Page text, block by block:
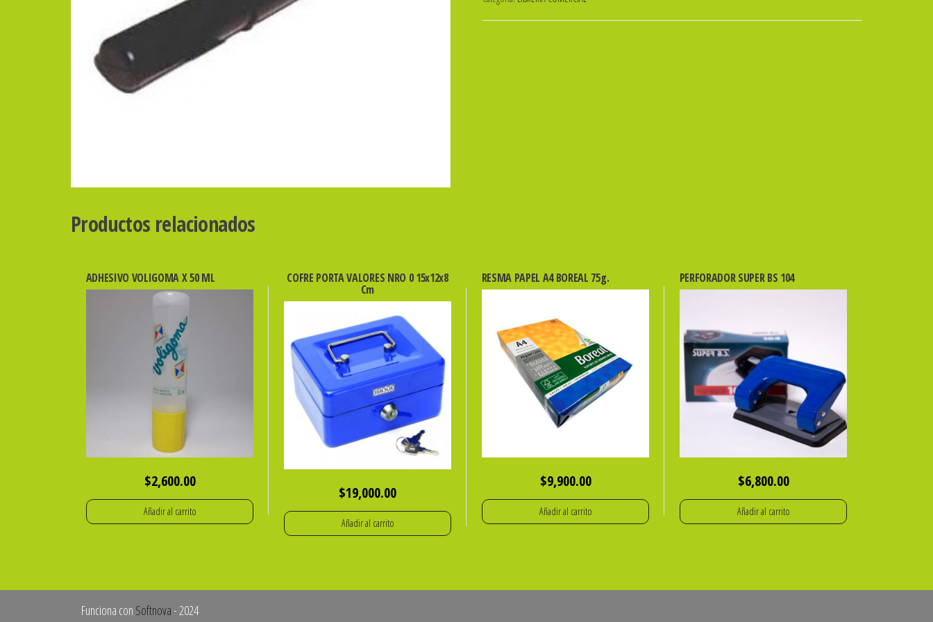
NEGRO
ibi
Productos relacionados
ADHESIVO VOLIGOMA X 50 ML
$2,600.00
Añadir al carrito
COFRE PORTA VALORES NRO 0 15x12x8
Cm
$19,000.00
Añadir al carrito
RESMA PAPEL A4 BOREAL 75g.
$9,900.00
Añadir al carrito
PERFORADOR SUPER BS 104
$6,800.00
Añadir al carrito
Funciona con Softnova- 2024